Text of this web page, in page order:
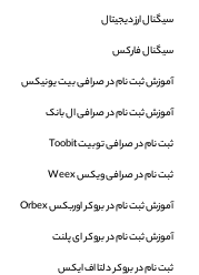
سیگنال ارز دیجیتال
سیگنال فارکس
آموزش ثبت نام در صرافی بیت یونیکس
آموزش ثبت نام در صرافی ال بانک
ثبت نام در صرافی توبیت Toobit
ثبت نام در صرافی ویکس Weex
آموزش ثبت نام در بروکر اوربکس Orbex
آموزش ثبت نام در بروکر ای پلنت
ثبت نام در بروکر دلتا اف ایکس